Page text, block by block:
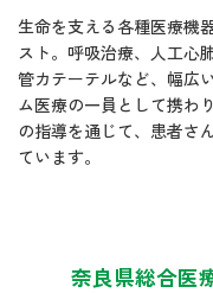
生命を支える各種医療機
スト。呼吸治療、人工心
管カテーテルなど、幅広
ム医療の一員として携わ
の指導を通じて、患者さ
ています。
奈良県総合医